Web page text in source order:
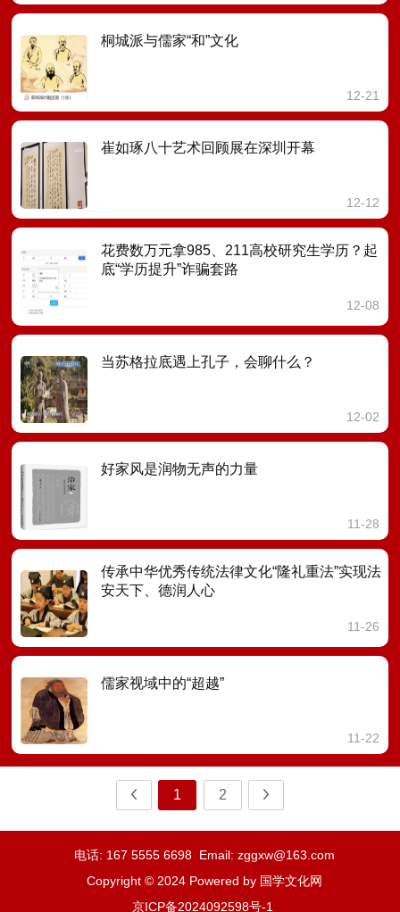
桐城派与儒家“和”文化
12-21
崔如琢八十艺术回顾展在深圳开幕
12-12
花费数万元拿985、211高校研究生学历？起
底“学历提升”诈骗套路
12-08
当苏格拉底遇上孔子，会聊什么？
12-02
好家风是润物无声的力量
11-28
传承中华优秀传统法律文化“隆礼重法”实现法
安天下、德润人心
11-26
儒家视域中的“超越”
11-22
1 2
电话: 167 5555 6698 Email: zggxw@163.com
Copyright © 2024 Powered by 国学文化网
京ICP备2024092598号-1